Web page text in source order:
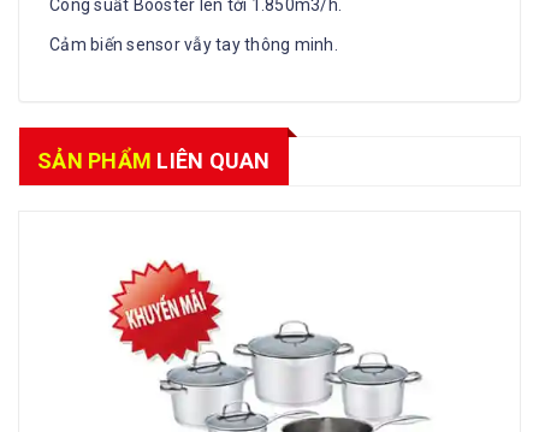
Công suất Booster lên tới 1.850m3/h.
Cảm biến sensor vẫy tay thông minh.
SẢN PHẨM LIÊN QUAN